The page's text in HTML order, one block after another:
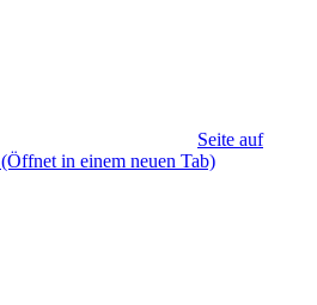
Seite auf
(Öffnet in einem neuen Tab)